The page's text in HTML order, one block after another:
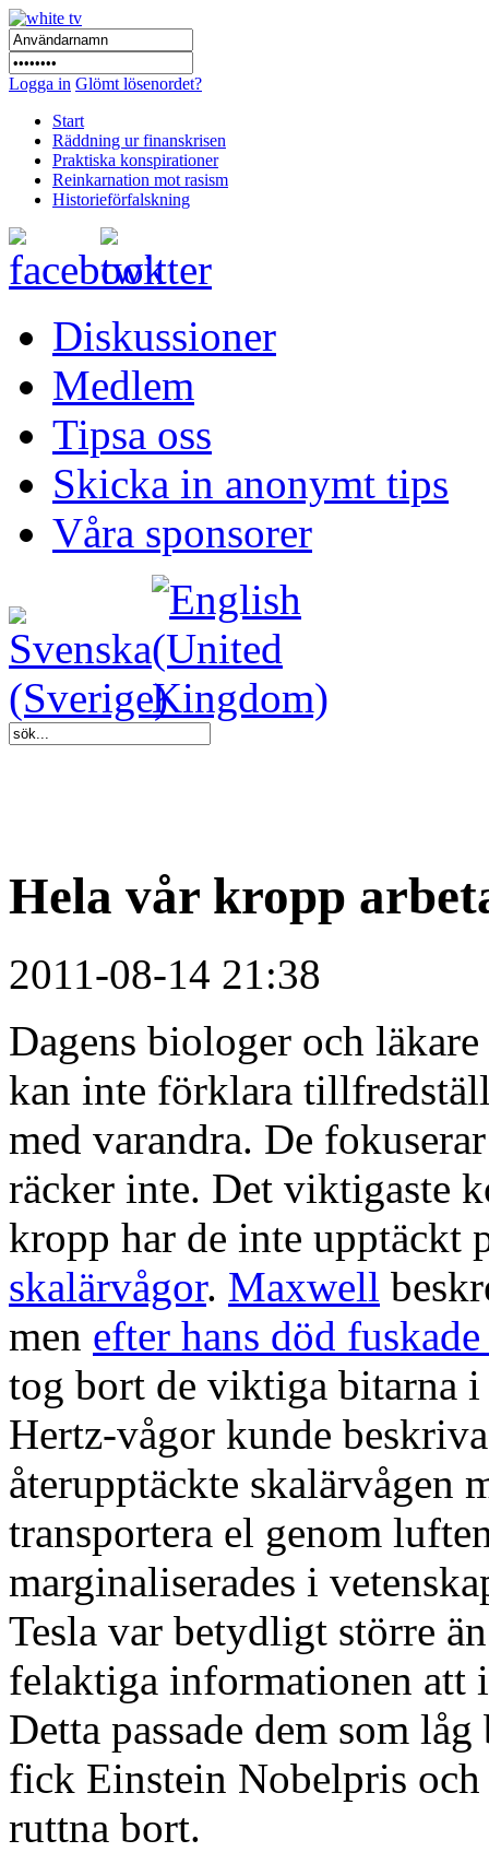
Logga in Glömt lösenordet?
Start
Räddning ur finanskrisen
Praktiska konspirationer
Reinkarnation mot rasism
Historieförfalskning
Diskussioner
Medlem
Tipsa oss
Skicka in anonymt tips
Våra sponsorer
Hela vår kropp
2011-08-14 21:38
Dagens biologer och
kan inte förklara
med varandra. De
räcker inte. Det viktigaste
kropp har de inte upptäckt
skalärvågor. Maxwell
men efter hans död
tog bort de viktiga bitarna i
Hertz-vågor kunde
återupptäckte skalärvågen
transportera el genom
marginaliserades i
Tesla var betydligt större
felaktiga informationen att
Detta passade dem som
fick Einstein Nobelpris och
ruttna bort.